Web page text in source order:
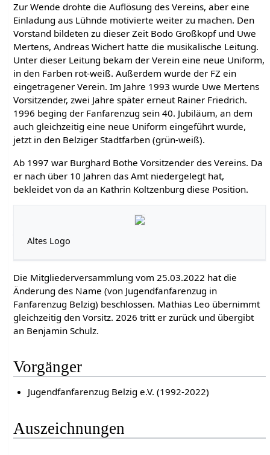
Zur Wende drohte die Auflösung des Vereins, aber eine
Einladung aus Lühnde motivierte weiter zu machen. Den
Vorstand bildeten zu dieser Zeit Bodo Großkopf und Uwe
Mertens, Andreas Wichert hatte die musikalische Leitung.
Unter dieser Leitung bekam der Verein eine neue Uniform,
in den Farben rot-weiß. Außerdem wurde der FZ ein
eingetragener Verein. Im Jahre 1993 wurde Uwe Mertens
Vorsitzender, zwei Jahre später erneut Rainer Friedrich.
1996 beging der Fanfarenzug sein 40. Jubiläum, an dem
auch gleichzeitig eine neue Uniform eingeführt wurde,
jetzt in den Belziger Stadtfarben (grün-weiß).
Ab 1997 war Burghard Bothe Vorsitzender des Vereins. Da
er nach über 10 Jahren das Amt niedergelegt hat,
bekleidet von da an Kathrin Koltzenburg diese Position.
Altes Logo
Die Mitgliederversammlung vom 25.03.2022 hat die
Änderung des Name (von Jugendfanfarenzug in
Fanfarenzug Belzig) beschlossen. Mathias Leo übernimmt
gleichzeitig den Vorsitz. 2026 tritt er zurück und übergibt
an Benjamin Schulz.
Vorgänger
Jugendfanfarenzug Belzig e.V. (1992-2022)
Auszeichnungen